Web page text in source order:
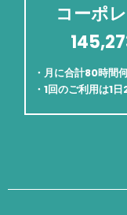
コーポ
・月に合計80時間
・1回のご利用は1